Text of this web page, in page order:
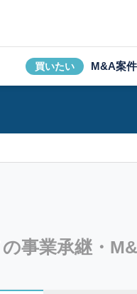
買いたい M&A案
の事業承継・